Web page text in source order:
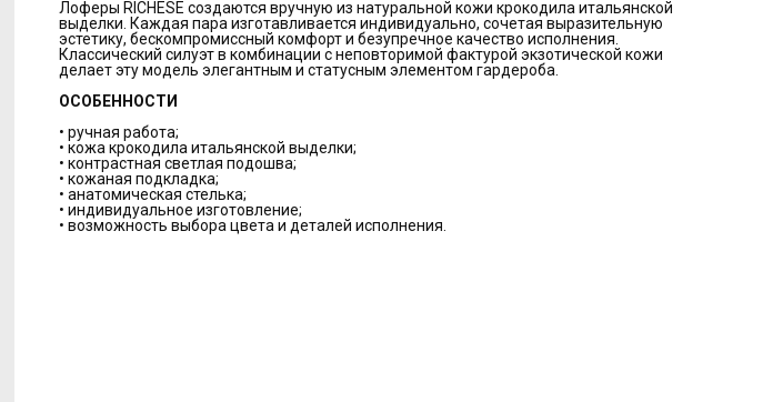
Лоферы RICHESE создаются вручную из натуральной кожи крокодила итальянской
выделки. Каждая пара изготавливается индивидуально, сочетая выразительную
эстетику, бескомпромиссный комфорт и безупречное качество исполнения.
Классический силуэт в комбинации с неповторимой фактурой экзотической кожи
делает эту модель элегантным и статусным элементом гардероба.
ОСОБЕННОСТИ
• ручная работа;
• кожа крокодила итальянской выделки;
• контрастная светлая подошва;
• кожаная подкладка;
• анатомическая стелька;
• индивидуальное изготовление;
• возможность выбора цвета и деталей исполнения.